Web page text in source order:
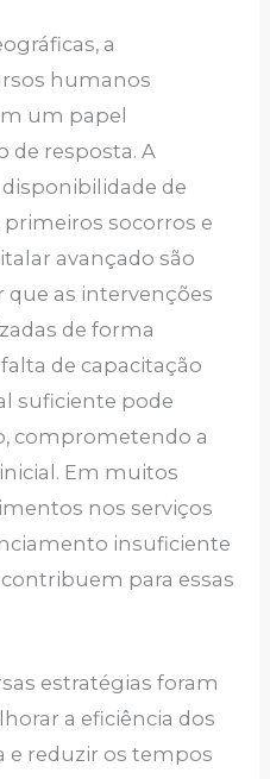
a
humanos
um papel
resposta. A
de
socorros e
avançado são
que as intervenções
de forma
de capacitação
suficiente pode
comprometendo a
Em muitos
nos serviços
insuficiente
para essas
estratégias foram
a eficiência dos
e reduzir os tempos